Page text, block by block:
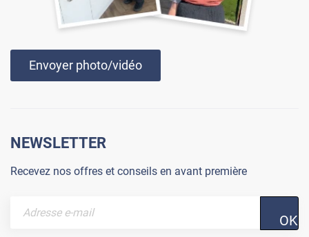
Envoyer photo/vidéo
NEWSLETTER
Recevez nos offres et conseils en avant première
OK